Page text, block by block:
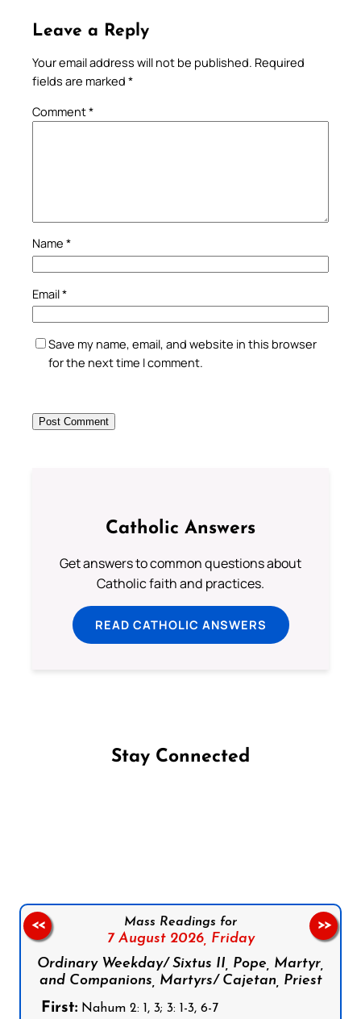
Leave a Reply
Your email address will not be published. Required
fields are marked *
Comment*
Name *
Email*
Save my name, email, and website in this browser
for the next time I comment.
Catholic Answers
Get answers to common questions about
Catholic faith and practices.
READ CATHOLIC ANSWERS
Stay Connected
Mass Readings for
7 August 2026, Friday
Ordinary Weekday/ Sixtus II, Pope, Martyr,
and Companions, Martyrs/ Cajetan, Priest
First: Nahum 2: 1, 3; 3: 1-3, 6-7
<< >>